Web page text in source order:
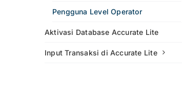
Pengguna Level Operator
Aktivasi Database Accurate Lite
Input Transaksi di Accurate Lite